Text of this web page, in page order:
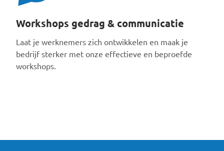
Workshops gedrag & communicatie
Laat je werknemers zich ontwikkelen en maak je
bedrijf sterker met onze effectieve en beproefde
workshops.